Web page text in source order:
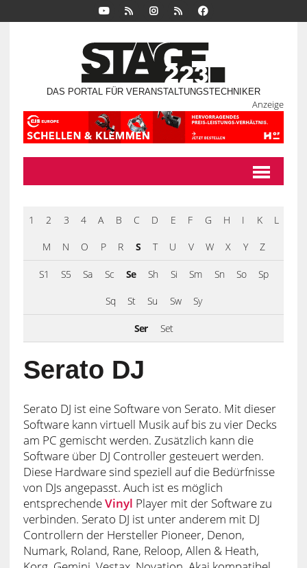
DAS PORTAL FÜR VERANSTALTUNGSTECHNIKER
Anzeige
1 2 3 4 A B C D E F G H I K L
M N O P R S T U V W X Y Z
S1 S5 Sa Sc Se Sh Si Sm Sn So Sp
Sq St Su Sw Sy
Ser Set
Serato DJ
Serato DJ ist eine Software von Serato. Mit dieser
Software kann virtuell Musik auf bis zu vier Decks
am PC gemischt werden. Zusätzlich kann die
Software über DJ Controller gesteuert werden.
Diese Hardware sind speziell auf die Bedürfnisse
von DJs angepasst. Auch ist es möglich
entsprechendeVinyl Player mit der Software zu
verbinden. Serato DJ ist unter anderem mit DJ
Controllern der Hersteller Pioneer, Denon,
Numark, Roland, Rane, Reloop, Allen & Heath,